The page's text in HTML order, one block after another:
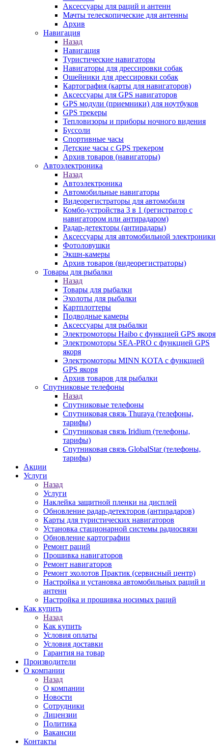
Аксессуары для раций и антенн
Мачты телескопические для антенны
Архив
Навигация
Назад
Навигация
Туристические навигаторы
Навигаторы для дрессировки собак
Ошейники для дрессировки собак
Картография (карты для навигаторов)
Аксессуары для GPS навигаторов
GPS модули (приемники) для ноутбуков
GPS трекеры
Тепловизоры и приборы ночного видения
Буссоли
Спортивные часы
Детские часы с GPS трекером
Архив товаров (навигаторы)
Автоэлектроника
Назад
Автоэлектроника
Автомобильные навигаторы
Видеорегистраторы для автомобиля
Комбо-устройства 3 в 1 (регистратор с
навигатором или антирадаром)
Радар-детекторы (антирадары)
Аксессуары для автомобильной электроники
Фотоловушки
Экшн-камеры
Архив товаров (видеорегистраторы)
Товары для рыбалки
Назад
Товары для рыбалки
Эхолоты для рыбалки
Картплоттеры
Подводные камеры
Аксессуары для рыбалки
Электромоторы Haibo с функцией GPS якоря
Электромоторы SEA-PRO с функцией GPS
якоря
Электромоторы MINN KOTA с функцией
GPS якоря
Архив товаров для рыбалки
Спутниковые телефоны
Назад
Спутниковые телефоны
Спутниковая связь Thuraya (телефоны,
тарифы)
Спутниковая связь Iridium (телефоны,
тарифы)
Спутниковая связь GlobalStar (телефоны,
тарифы)
Акции
Услуги
Назад
Услуги
Наклейка защитной пленки на дисплей
Обновление радар-детекторов (антирадаров)
Карты для туристических навигаторов
Установка стационарной системы радиосвязи
Обновление картографии
Ремонт раций
Прошивка навигаторов
Ремонт навигаторов
Ремонт эхолотов Практик (сервисный центр)
Настройка и установка автомобильных раций и
антенн
Настройка и прошивка носимых раций
Как купить
Назад
Как купить
Условия оплаты
Условия доставки
Гарантия на товар
Производители
О компании
Назад
О компании
Новости
Сотрудники
Лицензии
Политика
Вакансии
Контакты